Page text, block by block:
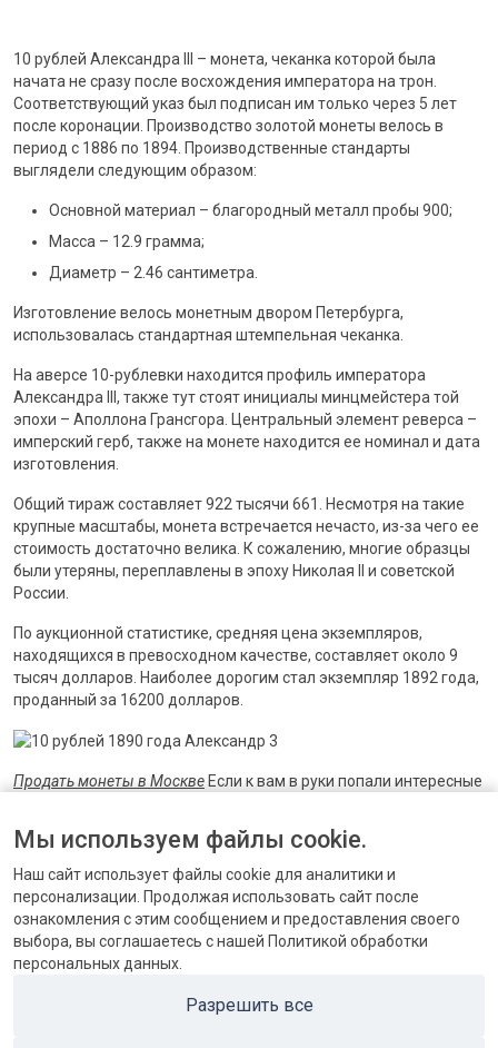
10 рублей Александра III – монета, чеканка которой была
начата не сразу после восхождения императора на трон.
Соответствующий указ был подписан им только через 5 лет
после коронации. Производство золотой монеты велось в
период с 1886 по 1894. Производственные стандарты
выглядели следующим образом:
Основной материал – благородный металл пробы 900;
Масса – 12.9 грамма;
Диаметр – 2.46 сантиметра.
Изготовление велось монетным двором Петербурга,
использовалась стандартная штемпельная чеканка.
На аверсе 10-рублевки находится профиль императора
Александра III, также тут стоят инициалы минцмейстера той
эпохи – Аполлона Грансгора. Центральный элемент реверса –
имперский герб, также на монете находится ее номинал и дата
изготовления.
Общий тираж составляет 922 тысячи 661. Несмотря на такие
крупные масштабы, монета встречается нечасто, из-за чего ее
стоимость достаточно велика. К сожалению, многие образцы
были утеряны, переплавлены в эпоху Николая II и советской
России.
По аукционной статистике, средняя цена экземпляров,
находящихся в превосходном качестве, составляет около 9
тысяч долларов. Наиболее дорогим стал экземпляр 1892 года,
проданный за 16200 долларов.
Продать монеты в Москве Если к вам в руки попали интересные
приобрести их. Для проведения оценки отправьте нам
фотографии, чтобы мы могли определить степень сохранности
и разновидность.
Мы используем файлы cookie.
Наш сайт использует файлы cookie для аналитики и
персонализации. Продолжая использовать сайт после
ознакомления с этим сообщением и предоставления своего
выбора, вы соглашаетесь с нашей Политикой обработки
персональных данных.
Разрешить все